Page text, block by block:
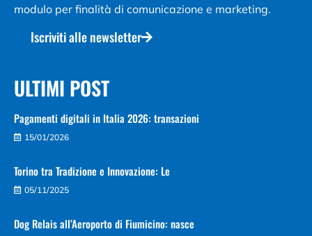
modulo per finalità di comunicazione e marketing.
Iscriviti alle newsletter
ULTIMI POST
Pagamenti digitali in Italia 2026: transazioni
15/01/2026
Torino tra Tradizione e Innovazione: Le
05/11/2025
Dog Relais all’Aeroporto di Fiumicino: nasce